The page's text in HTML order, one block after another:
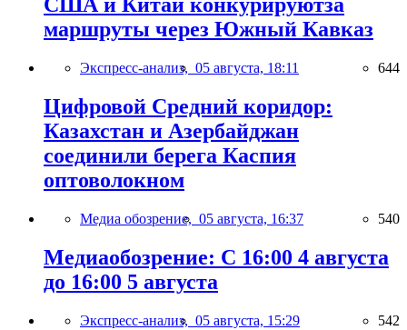
США и Китай конкурируютза
маршруты через Южный Кавказ
Экспресс-анализ, 05 августа, 18:11 644
Цифровой Средний коридор:
Казахстан и Азербайджан
соединили берега Каспия
оптоволокном
Медиа обозрение, 05 августа, 16:37 540
Медиаобозрение: С 16:00 4 августа
до 16:00 5 августа
Экспресс-анализ, 05 августа, 15:29 542